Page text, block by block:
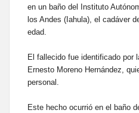
en un baño del Instituto
los Andes (Iahula), el cadáver
edad.
El fallecido fue identificado por
Ernesto Moreno Hernández,
personal.
Este hecho ocurrió en el baño